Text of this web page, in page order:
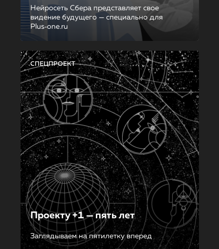
Нейросеть Сбера представляет свое
видение будущего — специально для
Plus‑one.ru
СПЕЦПРОЕКТ
Проекту +1 — пять лет
Заглядываем на пятилетку вперед